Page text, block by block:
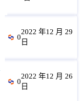
0
2022 年12 月 29
日
0
2022 年12 月 26
日